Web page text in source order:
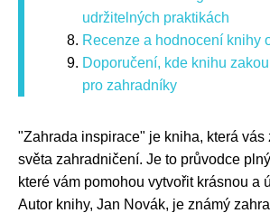
udržitelných praktikách
Recenze a hodnocení knihy
Doporučení, kde knihu
pro zahradníky
"Zahrada inspirace" je kniha, která vás
světa zahradničení. Je to průvodce
které vám pomohou vytvořit krásnou a
Autor knihy, Jan Novák, je známý